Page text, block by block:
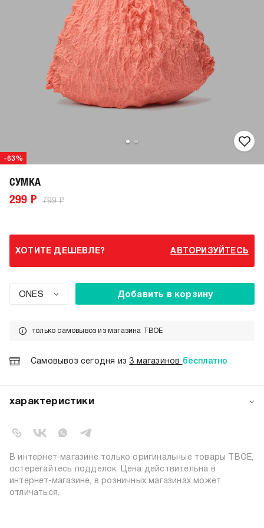
-63%
СУМКА
299 Р 799 Р
ХОТИТЕ ДЕШЕВЛЕ? АВТОРИЗУЙТЕСЬ
ONES Добавить в корзину
только самовывоз из магазина ТВОЕ
Самовывоз сегодня из3 магазинов бесплатно
характеристики
коллекция:
цвет:
розовый
состав:
100% полиэстер
пол:
женский
В интернет-магазине только оригинальные товары ТВОЕ,
остерегайтесь подделок. Цена действительна в
интернет-магазине, в розничных магазинах может
отличаться.